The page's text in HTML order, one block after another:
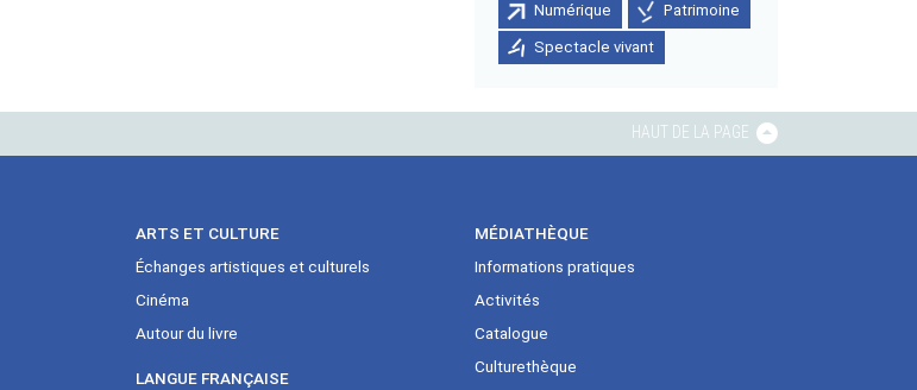
Numérique Patrimoine
Spectacle vivant
HAUT DE LA PAGE
ARTS ET CULTURE
Échanges artistiques et culturels
Cinéma
Autour du livre
LANGUE FRANÇAISE
MÉDIATHÈQUE
Informations pratiques
Activités
Catalogue
Culturethèque